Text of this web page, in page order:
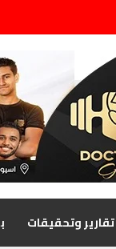
تقارير وتحقيقات